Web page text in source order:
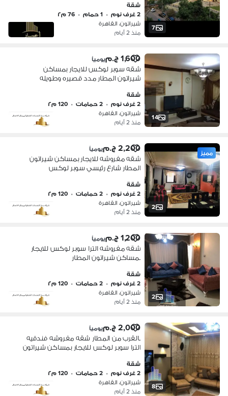
7
شقة
2 غرف نوم
• 1 حمام • 76 م٢
شيراتون، القاهرة
منذ 2 أيام
14
1,600 ج.م يومياً
شقه سوبر لوكس للايجار بمساكن
شيراتون المطار مدد قصيره وطويله
ستارز وسيتي سنتر الماظه على شارع
رئيسي الترا سوبر لوكس
شقة
2 غرف نوم
• 2 حمامات • 120 م٢
شيراتون، القاهرة
منذ 2 أيام
2
مميز 2,200 ج.م يومياً
شقه مفروشه للايجار بمساكن شيراتون
المطار شارع رئيسي سوبر لوكس
شقة
2 غرف نوم
• 2 حمامات • 120 م٢
شيراتون، القاهرة
منذ 2 أيام
2
1,200 ج.م يومياً
شقه مفروشه الترا سوبر لوكس للايجار
بمساكن شيراتون المطار
شقة
2 غرف نوم
• 2 حمامات • 120 م٢
شيراتون، القاهرة
منذ 2 أيام
8
2,000 ج.م يومياً
بالقرب من المطار شقه مفروشه فندقيه
الترا سوبر لوكس للايجار بمساكن شيراتون
شقة
2 غرف نوم
• 2 حمامات • 120 م٢
شيراتون، القاهرة
منذ 2 أيام